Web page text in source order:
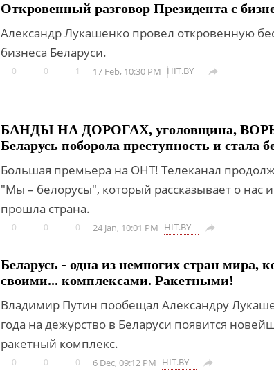
Откровенный разговор Президента с
Александр Лукашенко провел откровенную
бизнеса Беларуси.
0 0 1 17 Feb, 10:30 PM HIT.BY 
БАНДЫ НА ДОРОГАХ, уголовщина,
Беларусь поборола преступность и стала
Большая премьера на ОНТ! Телеканал
"Мы – белорусы", который рассказывает о нас
прошла страна.
0 0 0 24 Jan, 10:01 PM HIT.BY 
Беларусь - одна из немногих стран мира,
своими... комплексами. Ракетными!
Владимир Путин пообещал Александру
года на дежурство в Беларуси появится
ракетный комплекс.
0 0 0 6 Dec, 09:12 PM HIT.BY 